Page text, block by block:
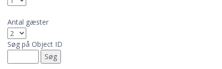
Antal gæster
Søg på Object ID